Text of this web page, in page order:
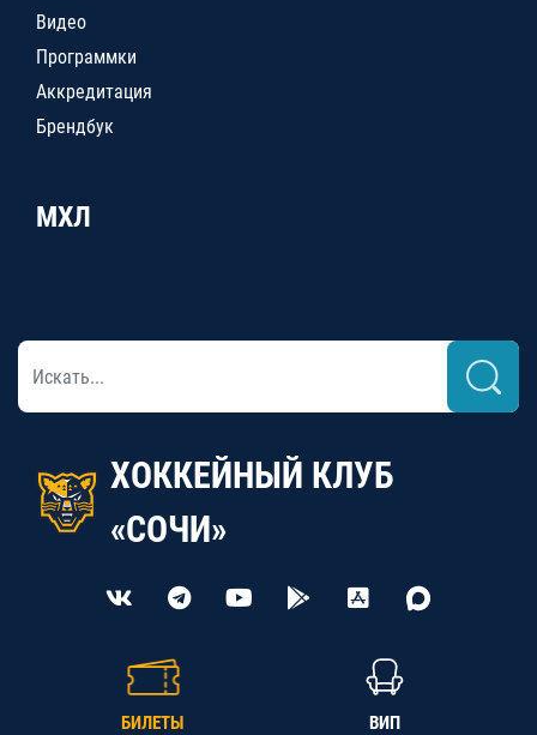
Видео
Программки
Аккредитация
Брендбук
МХЛ
ХОККЕЙНЫЙ КЛУБ
«СОЧИ»
БИЛЕТЫ ВИП